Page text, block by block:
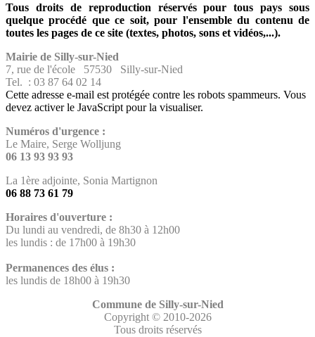
Tous droits de reproduction réservés pour tous pays sous
quelque procédé que ce soit, pour l'ensemble du contenu de
toutes les pages de ce site (textes, photos, sons et vidéos,...).
Mairie de Silly-sur-Nied
7, rue de l'école 57530 Silly-sur-Nied
Tel. : 03 87 64 02 14
Cette adresse e-mail est protégée contre les robots spammeurs. Vous
devez activer le JavaScript pour la visualiser.
Numéros d'urgence :
Le Maire, Serge Wolljung
06 13 93 93 93
La 1ère adjointe, Sonia Martignon
06 88 73 61 79
Horaires d'ouverture :
Du lundi au vendredi, de 8h30 à 12h00
les lundis : de 17h00 à 19h30
Permanences des élus :
les lundis de 18h00 à 19h30
Commune de Silly-sur-Nied
Copyright © 2010-2026
Tous droits réservés